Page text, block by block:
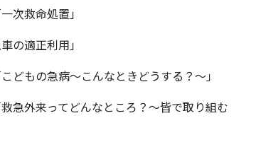
救命処置」
適正利用」
の急病～こんなときどうする？～」
外来ってどんなところ？～皆で取り組む